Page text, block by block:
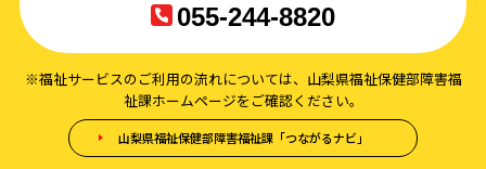
055-244-8820
※福祉サービスのご利用の流れについては、山梨県福祉保健部障害福
祉課ホームページをご確認ください。
山梨県福祉保健部障害福祉課「つながるナビ」